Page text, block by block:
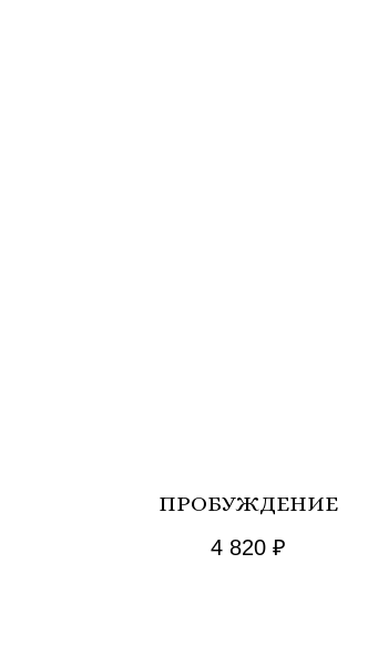
ПРОБУЖДЕНИЕ
4 820 ₽